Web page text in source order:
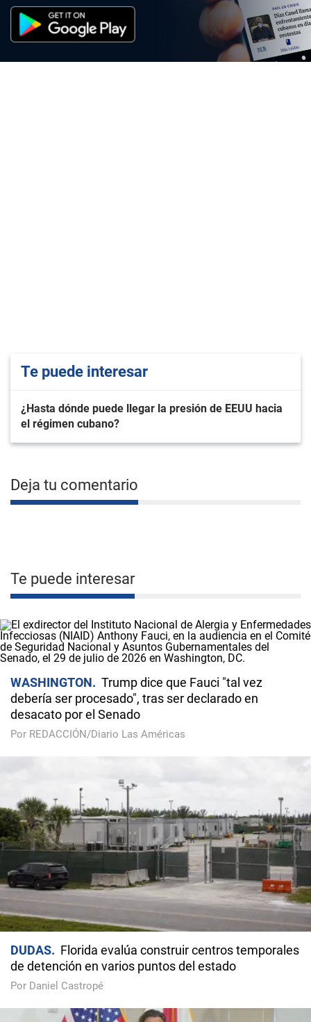
Te puede interesar
¿Hasta dónde puede llegar la presión de EEUU hacia
el régimen cubano?
Deja tu comentario
Te puede interesar
WASHINGTON
Trump dice que Fauci "tal vez
debería ser procesado", tras ser declarado en
desacato por el Senado
Por REDACCIÓN/Diario Las Américas
DUDAS
Florida evalúa construir centros temporales
de detención en varios puntos del estado
Por Daniel Castropé